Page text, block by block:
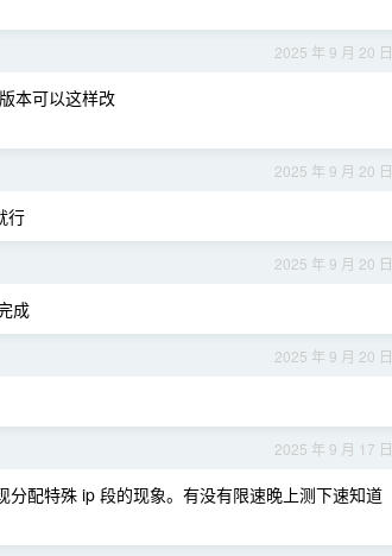
2025 年 9 月 20 日
本可以这样改
2025 年 9 月 20 日
行
2025 年 9 月 20 日
成
2025 年 9 月 20 日
2025 年 9 月 17 日
配特殊 ip 段的现象。有没有限速晚上测下速知道